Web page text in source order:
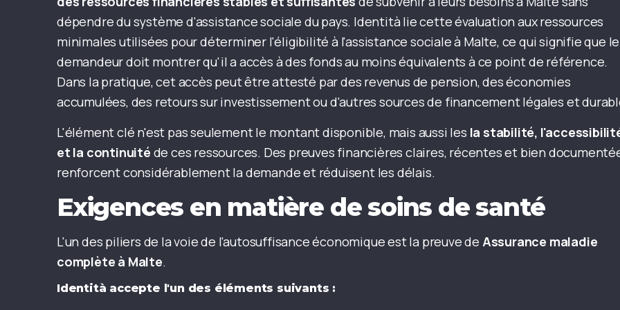
dépendre du système d'assistance sociale du pays. Identità lie cette évaluation aux ressources
minimales utilisées pour déterminer l'éligibilité à l'assistance sociale à Malte, ce qui signifie que le
demandeur doit montrer qu'il a accès à des fonds au moins équivalents à ce point de référence.
Dans la pratique, cet accès peut être attesté par des revenus de pension, des économies
accumulées, des retours sur investissement ou d'autres sources de financement légales et
L'élément clé n'est pas seulement le montant disponible, mais aussi les la stabilité,
et la continuité de ces ressources. Des preuves financières claires, récentes et bien
renforcent considérablement la demande et réduisent les délais.
Exigences en matière de soins de santé
L'un des piliers de la voie de l'autosuffisance économique est la preuve de Assurance maladie
complète à Malte.
Identità accepte l'un des éléments suivants :